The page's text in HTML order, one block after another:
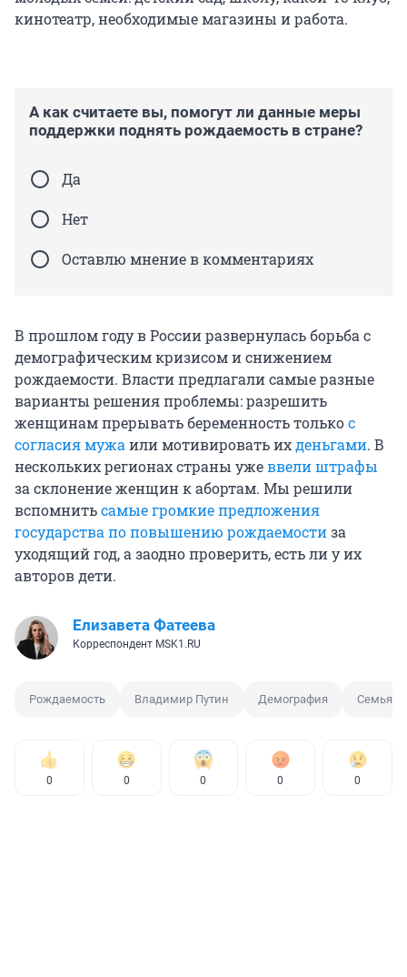
кинотеатр, необходимые магазины и работа.
А как считаете вы, помогут ли данные меры
поддержки поднять рождаемость в стране?
Да
Нет
Оставлю мнение в комментариях
В прошлом году в России развернулась борьба с
демографическим кризисом и снижением
рождаемости. Власти предлагали самые разные
варианты решения проблемы: разрешить
женщинам прерывать беременность толькос
согласия мужа или мотивировать ихденьгами. В
нескольких регионах страны ужеввели штрафы
за склонение женщин к абортам. Мы решили
вспомнитьсамые громкие предложения
государства по повышению рождаемостиза
уходящий год, а заодно проверить, есть ли у их
авторов дети.
Елизавета Фатеева
Корреспондент MSK1.RU
Рождаемость Владимир Путин Демография Семья
0 0 0 0 0